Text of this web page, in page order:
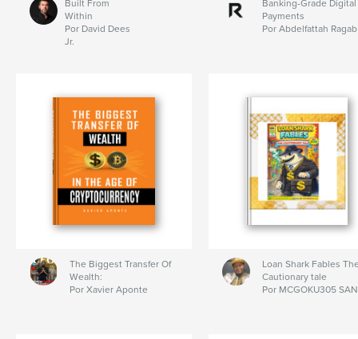
Built From
Within
Por David Dees
Jr.
Banking-Grade Digital
Payments
Por Abdelfattah Ragab
The Biggest Transfer Of
Wealth:
Por Xavier Aponte
Loan Shark Fables
Cautionary tale
Por MCGOKU305 SAN